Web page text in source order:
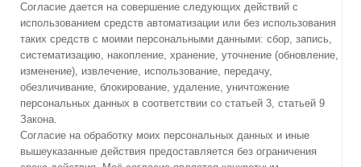
Согласие дается на совершение следующих действий с
использованием средств автоматизации или без использования
таких средств с моими персональными данными: сбор, запись,
систематизацию, накопление, хранение, уточнение (обновление,
изменение), извлечение, использование, передачу,
обезличивание, блокирование, удаление, уничтожение
персональных данных в соответствии со статьей 3, статьей 9
Закона.
Согласие на обработку моих персональных данных и иные
вышеуказанные действия предоставляется без ограничения